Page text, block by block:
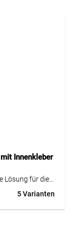
Maschinenbau,
wird
Gehäusen
eine saubere
in
Innenkleber
Lösung für die
Dieser
einer
5 Varianten